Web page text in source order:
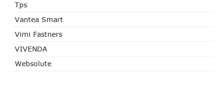
Tps
Vantea Smart
Vimi Fastners
VIVENDA
Websolute